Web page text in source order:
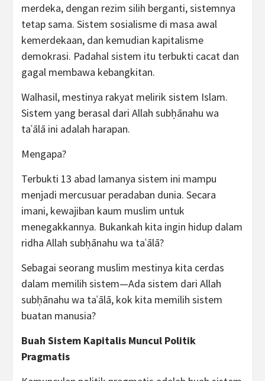
merdeka, dengan rezim silih berganti, sistemnya
tetap sama. Sistem sosialisme di masa awal
kemerdekaan, dan kemudian kapitalisme
demokrasi. Padahal sistem itu terbukti cacat dan
gagal membawa kebangkitan.
Walhasil, mestinya rakyat melirik sistem Islam.
Sistem yang berasal dari Allah subḥānahu wa
taʿālā ini adalah harapan.
Mengapa?
Terbukti 13 abad lamanya sistem ini mampu
menjadi mercusuar peradaban dunia. Secara
imani, kewajiban kaum muslim untuk
menegakkannya. Bukankah kita ingin hidup dalam
ridha Allah subḥānahu wa taʿālā?
Sebagai seorang muslim mestinya kita cerdas
dalam memilih sistem—Ada sistem dari Allah
subḥānahu wa taʿālā, kok kita memilih sistem
buatan manusia?
Buah Sistem Kapitalis Muncul Politik
Pragmatis